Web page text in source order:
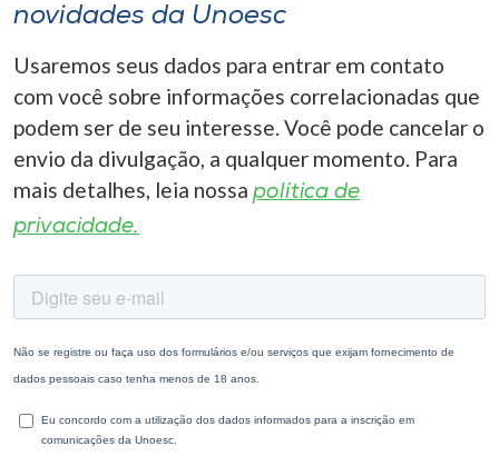
novidades da Unoesc
Usaremos seus dados para entrar em contato
com você sobre informações correlacionadas que
podem ser de seu interesse. Você pode cancelar o
envio da divulgação, a qualquer momento. Para
mais detalhes, leia nossa política de
privacidade.